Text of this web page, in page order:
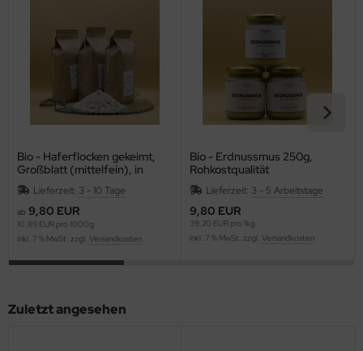
Bio - Haferflocken gekeimt,
Großblatt (mittelfein), in
Rohkostqualität
Lieferzeit: 3 - 10 Tage
ab 9,80 EUR
10,89 EUR pro 1000g
inkl. 7 % MwSt. zzgl. Versandkosten
Bio - Erdnussmus 250g,
Rohkostqualität
Lieferzeit: 3 - 5 Arbeitstage
9,80 EUR
39,20 EUR pro 1kg
inkl. 7 % MwSt. zzgl. Versandkosten
Zuletzt angesehen